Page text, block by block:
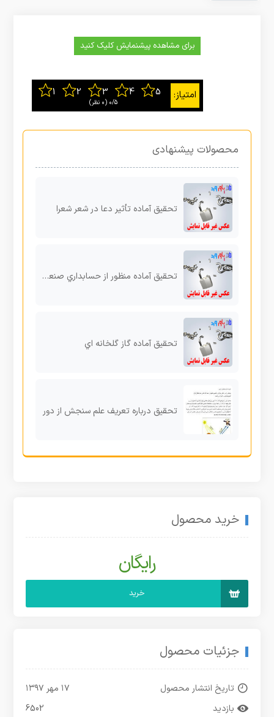
برای مشاهده پیشنمایش کلیک کنید
0/5 ‫(0 نظر)
محصولات پیشنهادی
تحقیق آماده تأثیر دعا در شعر شعرا
تحقیق آماده منظور از حسابداري صنعتی چیست؟
تحقیق آماده گاز گلخانه اي
تحقیق درباره تعريف علم سنجش از دور
خرید محصول
رایگان
خرید
جزئیات محصول
تاریخ انتشار محصول
۱۷ مهر ۱۳۹۷
بازدید
6502